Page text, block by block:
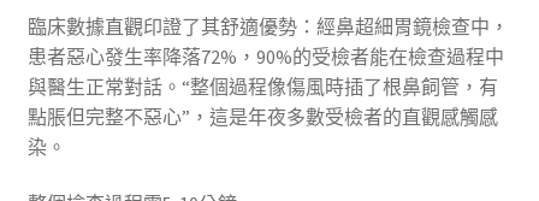
臨床數據直觀印證了其舒適優勢：經鼻超細胃鏡檢查中，
患者惡心發生率降落72%，90%的受檢者能在檢查過程中
與醫生正常對話。“整個過程像傷風時插了根鼻飼管，有
點脹但完整不惡心”，這是年夜多數受檢者的直觀感觸感
染。